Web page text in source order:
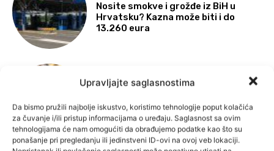
Upravljajte saglasnostima
Da bismo pružili najbolje iskustvo, koristimo tehnologije poput kolačića
za čuvanje i/ili pristup informacijama o uređaju. Saglasnost sa ovim
tehnologijama će nam omogućiti da obrađujemo podatke kao što su
ponašanje pri pregledanju ili jedinstveni ID-ovi na ovoj veb lokaciji.
Nosite smokve i grožđe iz BiH u
Hrvatsku? Kazna može biti i do
13.260 eura
VIJESTI
poskupljenje hrane